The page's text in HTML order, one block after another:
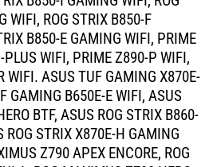
WIFI, ROG STRIX B850-F
B850-E GAMING WIFI, PRIME
WIFI, PRIME Z890-P WIFI,
WIFI. ASUS TUF GAMING X870E-
GAMING B650E-E WIFI, ASUS
BTF, ASUS ROG STRIX B860-
ROG STRIX X870E-H GAMING
Z790 APEX ENCORE, ROG